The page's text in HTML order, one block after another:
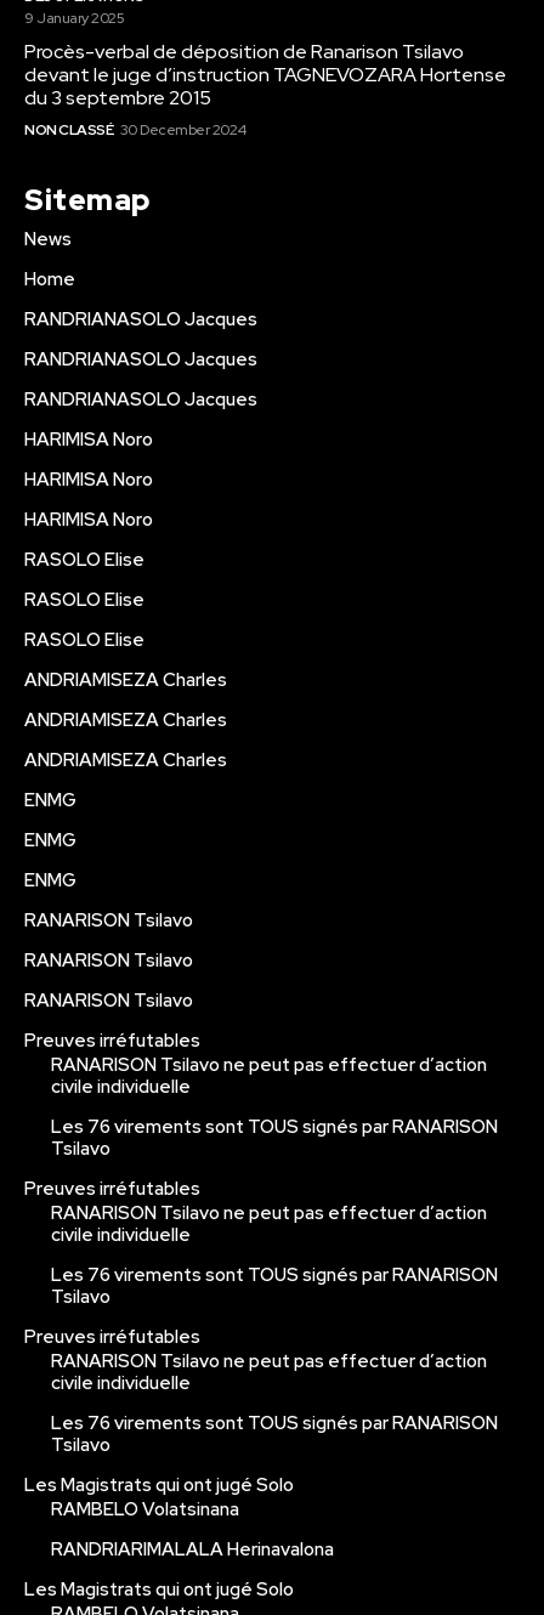
9 January 2025
Procès-verbal de déposition de Ranarison Tsilavo
devant le juge d’instruction TAGNEVOZARA Hortense
du 3 septembre 2015
NON CLASSÉ 30 December 2024
Sitemap
News
Home
RANDRIANASOLO Jacques
RANDRIANASOLO Jacques
RANDRIANASOLO Jacques
HARIMISA Noro
HARIMISA Noro
HARIMISA Noro
RASOLO Elise
RASOLO Elise
RASOLO Elise
ANDRIAMISEZA Charles
ANDRIAMISEZA Charles
ANDRIAMISEZA Charles
ENMG
ENMG
ENMG
RANARISON Tsilavo
RANARISON Tsilavo
RANARISON Tsilavo
Preuves irréfutables
RANARISON Tsilavo ne peut pas effectuer d’action
civile individuelle
Les 76 virements sont TOUS signés par RANARISON
Tsilavo
Preuves irréfutables
RANARISON Tsilavo ne peut pas effectuer d’action
civile individuelle
Les 76 virements sont TOUS signés par RANARISON
Tsilavo
Preuves irréfutables
RANARISON Tsilavo ne peut pas effectuer d’action
civile individuelle
Les 76 virements sont TOUS signés par RANARISON
Tsilavo
Les Magistrats qui ont jugé Solo
RAMBELO Volatsinana
RANDRIARIMALALA Herinavalona
Les Magistrats qui ont jugé Solo